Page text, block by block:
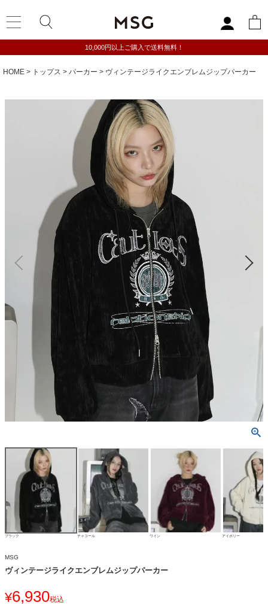
10,000円以上ご購入で送料無料！
HOME トップス パーカー ヴィンテージライクエンブレムジップパーカー
ブラック チャコール ワイン アイボリー
MSG
ヴィンテージライクエンブレムジップパーカー
¥6,930税込